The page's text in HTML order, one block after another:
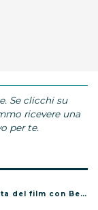
Se clicchi su
ricevere una
per te.
con Bella Ramsey